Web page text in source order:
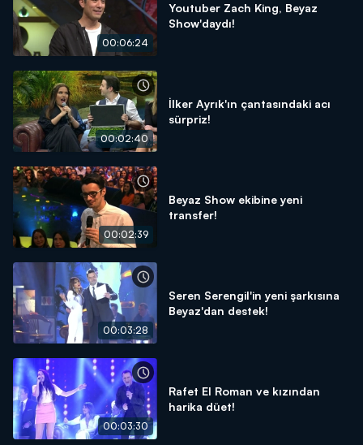
00:06:24
Youtuber Zach King, Beyaz
Show'daydı!
00:02:40
İlker Ayrık'ın çantasındaki acı
sürpriz!
00:02:39
Beyaz Show ekibine yeni
transfer!
00:03:28
Seren Serengil'in yeni şarkısına
Beyaz'dan destek!
00:03:30
Rafet El Roman ve kızından
harika düet!